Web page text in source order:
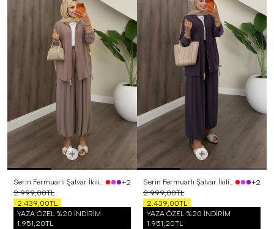
Serin Fermuarlı Şalvar İkili Takım Vizon
+2
2.999,00TL
2.439,00TL
YAZA ÖZEL %20 İNDİRİM
1.951,20TL
Serin Fermuarlı Şalvar İkili Takım Mor
+2
2.999,00TL
2.439,00TL
YAZA ÖZEL %20 İNDİRİM
1.951,20TL